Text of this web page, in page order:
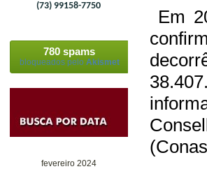
(73) 99158-7750
780 spams
bloqueados pelo Akismet
fevereiro 2024
Em